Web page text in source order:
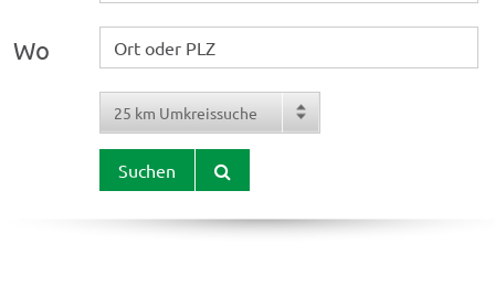
Wo
Suchen